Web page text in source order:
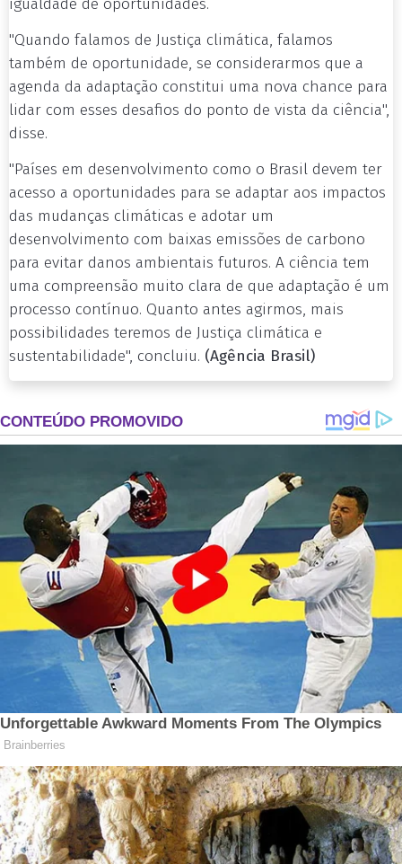
igualdade de oportunidades.
"Quando falamos de Justiça climática, falamos
também de oportunidade, se considerarmos que a
agenda da adaptação constitui uma nova chance para
lidar com esses desafios do ponto de vista da ciência",
disse.
"Países em desenvolvimento como o Brasil devem ter
acesso a oportunidades para se adaptar aos impactos
das mudanças climáticas e adotar um
desenvolvimento com baixas emissões de carbono
para evitar danos ambientais futuros. A ciência tem
uma compreensão muito clara de que adaptação é um
processo contínuo. Quanto antes agirmos, mais
possibilidades teremos de Justiça climática e
sustentabilidade", concluiu. (Agência Brasil)